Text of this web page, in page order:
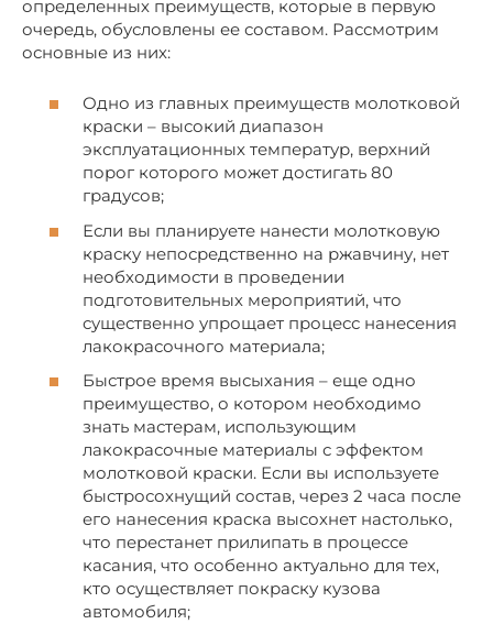
определенных преимуществ, которые в первую
очередь, обусловлены ее составом. Рассмотрим
основные из них:
Одно из главных преимуществ молотковой
краски – высокий диапазон
эксплуатационных температур, верхний
порог которого может достигать 80
градусов;
Если вы планируете нанести молотковую
краску непосредственно на ржавчину, нет
необходимости в проведении
подготовительных мероприятий, что
существенно упрощает процесс нанесения
лакокрасочного материала;
Быстрое время высыхания – еще одно
преимущество, о котором необходимо
знать мастерам, использующим
лакокрасочные материалы с эффектом
молотковой краски. Если вы используете
быстросохнущий состав, через 2 часа после
его нанесения краска высохнет настолько,
что перестанет прилипать в процессе
касания, что особенно актуально для тех,
кто осуществляет покраску кузова
автомобиля;